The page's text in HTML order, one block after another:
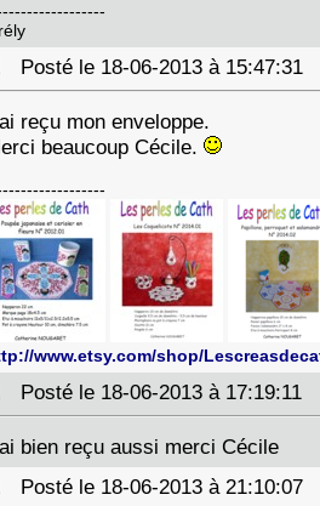
Posté le 18-06-2013 à 15:47:31
reçu mon enveloppe.
beaucoup Cécile.
www.etsy.com/shop/
Posté le 18-06-2013 à 17:19:11
bien reçu aussi merci Cécile
Posté le 18-06-2013 à 21:10:07